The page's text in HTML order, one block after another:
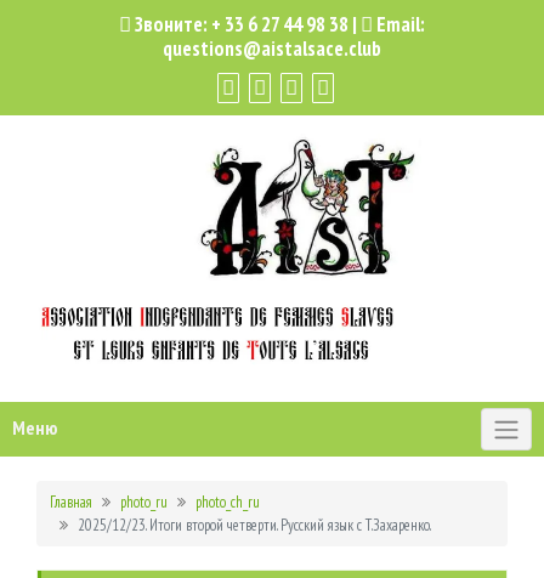
Звоните: + 33 6 27 44 98 38 |
Email:
questions@aistalsace.club
Меню
Главная photo_ru
photo_ch_ru
2025/12/23. Итоги второй четверти. Русский язык с Т.Захаренко.